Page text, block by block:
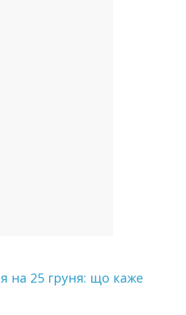
на 25 груня: що каже